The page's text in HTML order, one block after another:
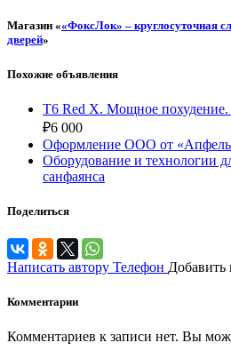
Магазин ««ФоксЛок» – круглосуточная
дверей»
Похожие объявления
T6 Red X. Мощное
₽6 000
Оформление ООО от
Оборудование и технологии
санфаянса
Поделиться
Написать автору Телефон Добавить
Комментарии
Комментариев к записи нет. Вы